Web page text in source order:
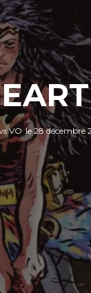
VO le 28 décembre